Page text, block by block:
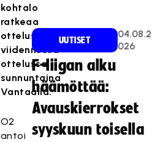
kohtalo
ratkeaa
ottelusarjan
viidennessä
ottelussa
sunnuntaina
Vantaalla.
O2
antoi
UUTISET
04.08.2
026
F-liigan alku
häämöttää:
Avauskierrokset
syyskuun toisella